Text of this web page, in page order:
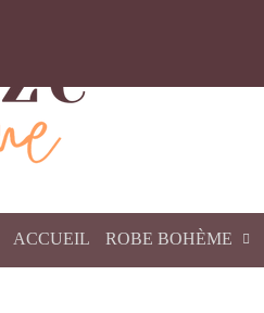
ACCUEIL ROBE BOHÈME